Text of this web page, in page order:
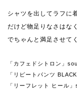
シャツを出してラフに
だけど物足りなさはな
でちゃんと満足させて
「カフェドシトロン」
「リピートパンツ
「リーフレット ヒール